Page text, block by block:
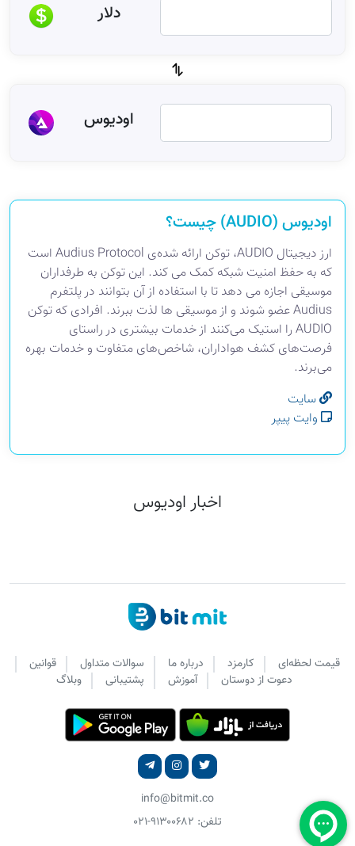
دلار
اودیوس
اودیوس (AUDIO) چیست؟
ارز دیجیتال AUDIO، توکن ارائه شده‌ی Audius Protocol است
که به حفظ امنیت شبکه کمک می کند. این توکن به طرفداران
موسیقی اجازه می دهد تا با استفاده از آن بتوانند در پلتفرم
Audius عضو شوند و از موسیقی ها لذت ببرند. افرادی که توکن
AUDIO را استیک می‌کنند از خدمات بیشتری در راستای
فرصت‌های کشف هواداران، شاخص‌های متفاوت و خدمات بهره
می‌برند.
سایت
وایت پیپر
اخبار اودیوس
قیمت لحظه‌ای کارمزد درباره ما سوالات متداول
قوانین
دعوت از دوستان
آموزش پشتیبانی وبلاگ
info@bitmit.co
تلفن: ۹۱۳۰۰۶۸۲-۰۲۱